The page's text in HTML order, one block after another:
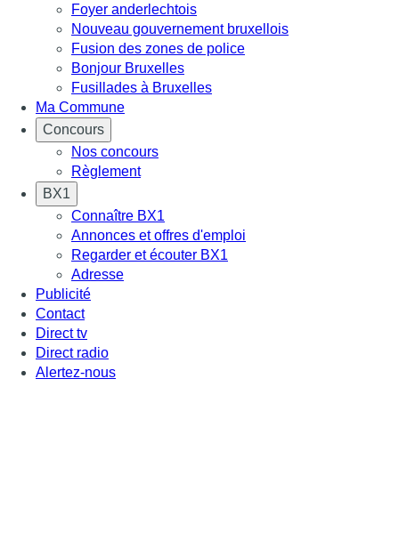
Foyer anderlechtois
Nouveau gouvernement bruxellois
Fusion des zones de police
Bonjour Bruxelles
Fusillades à Bruxelles
Ma Commune
Concours
Nos concours
Règlement
BX1
Connaître BX1
Annonces et offres d'emploi
Regarder et écouter BX1
Adresse
Publicité
Contact
Direct tv
Direct radio
Alertez-nous